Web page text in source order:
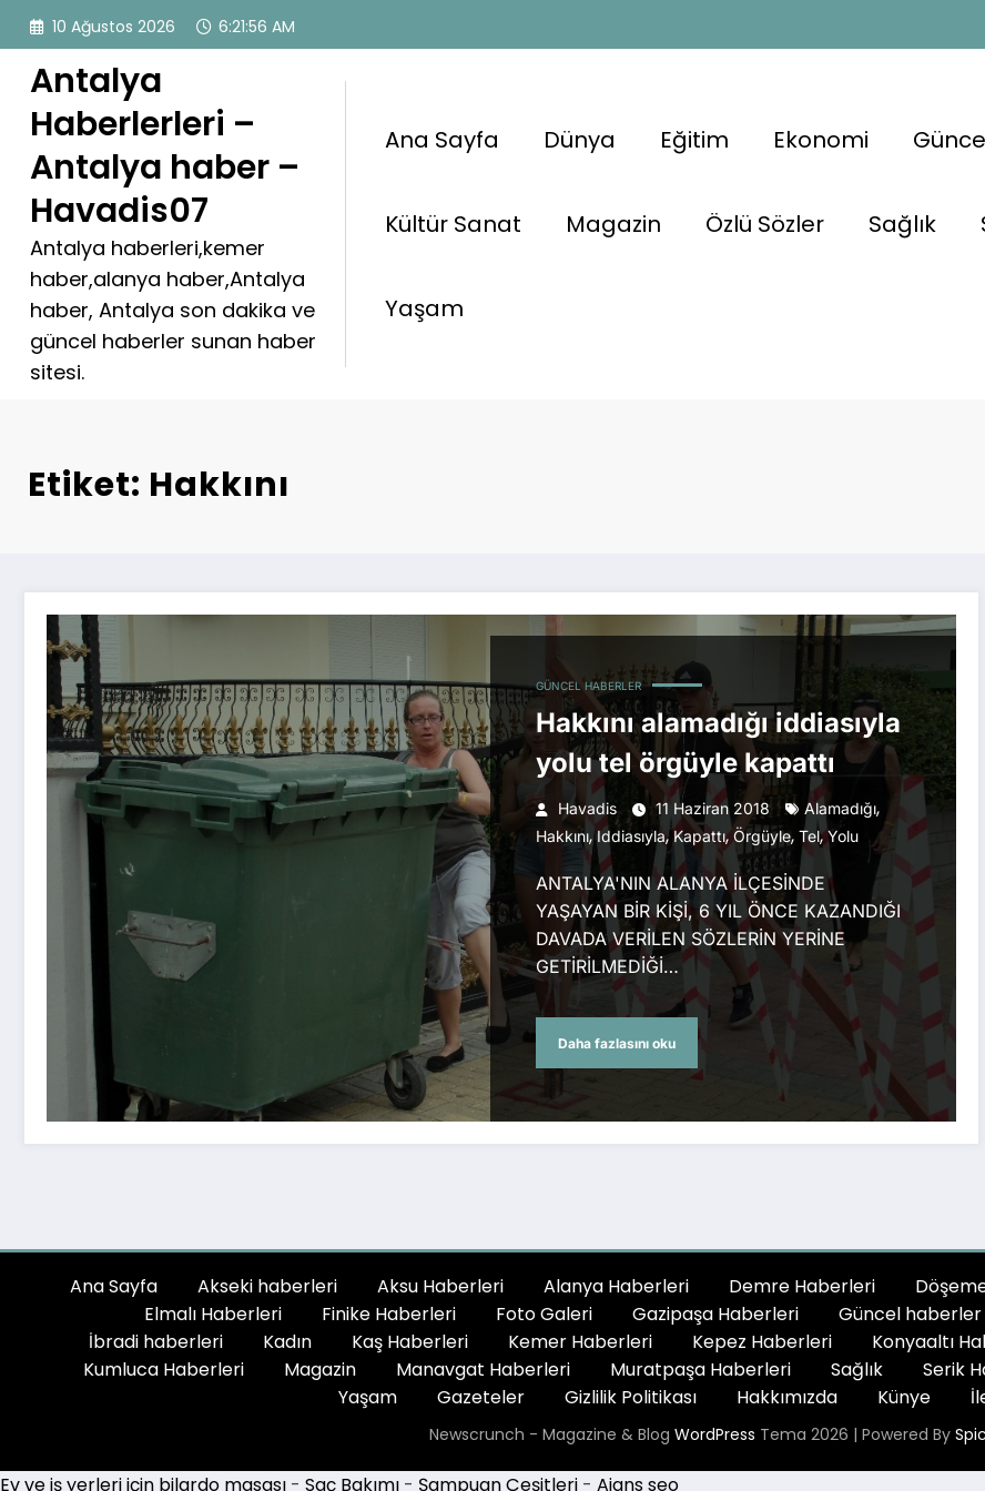
İçeriğe
atla
10 Ağustos 2026 6:21:56 AM
Antalya
Haberlerleri –
Antalya haber –
Havadis07
Antalya haberleri,kemer
haber,alanya haber,Antalya
haber, Antalya son dakika ve
güncel haberler sunan haber
sitesi.
Ana Sayfa Dünya Eğitim Ekonomi
Kültür Sanat Magazin Özlü Sözler Sağlık
Yaşam
Etiket: Hakkını
GÜNCEL HABERLER
Hakkını alamadığı iddiasıyla
yolu tel örgüyle kapattı
Havadis 11 Haziran 2018 Alamadığı,
Hakkını,Iddiasıyla,Kapattı,Örgüyle, Tel,Yolu
ANTALYA'NIN ALANYA İLÇESİNDE
YAŞAYAN BİR KİŞİ, 6 YIL ÖNCE KAZANDIĞI
DAVADA VERİLEN SÖZLERİN YERİNE
GETİRİLMEDİĞİ…
Daha fazlasını oku
Ana Sayfa Akseki haberleri Aksu Haberleri Alanya Haberleri Demre Haberleri
Elmalı Haberleri
Finike Haberleri Foto Galeri Gazipaşa Haberleri Güncel haberler
İbradi haberleri
Kadın Kaş Haberleri Kemer Haberleri Kepez Haberleri Konyaaltı
Kumluca Haberleri
Magazin Manavgat Haberleri Muratpaşa Haberleri Sağlık Serik
Yaşam
Gazeteler Gizlilik Politikası Hakkımızda Künye
Newscrunch - Magazine & Blog WordPress Tema 2026 | Powered By
Ev ve iş yerleri için bilardo masası - Saç Bakımı - Şampuan Çeşitleri - Ajans seo